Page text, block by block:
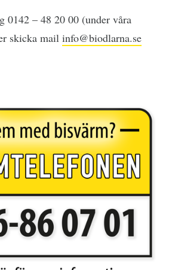
0142 – 48 20 00 (under våra
skicka mail info@biodlarna.se